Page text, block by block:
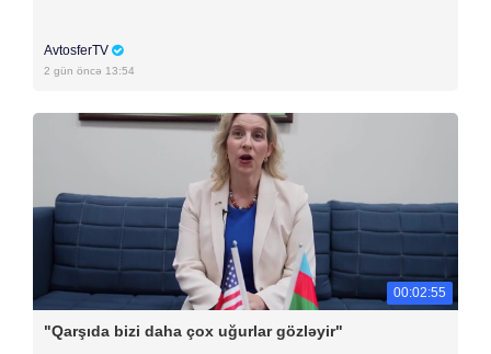
AvtosferTV
2 gün öncə 13:54
00:02:55
"Qarşıda bizi daha çox uğurlar gözləyir"